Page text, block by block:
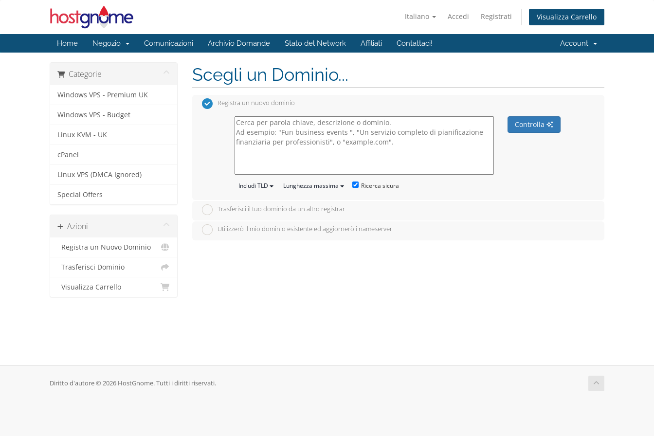
Italiano Accedi Registrati Visualizza Carrello
Home Negozio Comunicazioni Archivio Domande Stato del Network Affiliati Contattaci! Account
Categorie
Windows VPS - Premium UK
Windows VPS - Budget
Linux KVM - UK
cPanel
Linux VPS (DMCA Ignored)
Special Offers
Azioni
Registra un Nuovo Dominio
Trasferisci Dominio
Visualizza Carrello
Scegli un Dominio...
Registra un nuovo dominio
Controlla
Includi TLD Lunghezza massima Ricerca sicura
Trasferisci il tuo dominio da un altro registrar
Utilizzerò il mio dominio esistente ed aggiornerò i nameserver
Diritto d'autore © 2026 HostGnome. Tutti i diritti riservati.